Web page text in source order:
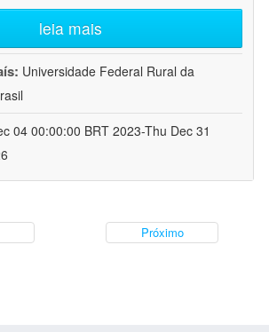
leia mais
Universidade Federal Rural da
04 00:00:00 BRT 2023-Thu Dec 31
Próximo